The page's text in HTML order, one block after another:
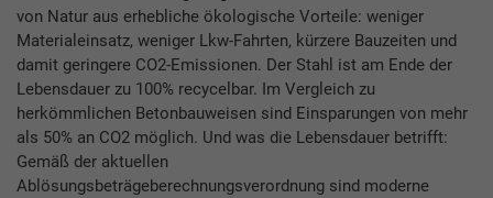
von Natur aus erhebliche ökologische Vorteile: weniger
Materialeinsatz, weniger Lkw-Fahrten, kürzere Bauzeiten und
damit geringere CO2-Emissionen. Der Stahl ist am Ende der
Lebensdauer zu 100% recycelbar. Im Vergleich zu
herkömmlichen Betonbauweisen sind Einsparungen von mehr
als 50% an CO2 möglich. Und was die Lebensdauer betrifft:
Gemäß der aktuellen
Ablösungsbeträgeberechnungsverordnung sind moderne